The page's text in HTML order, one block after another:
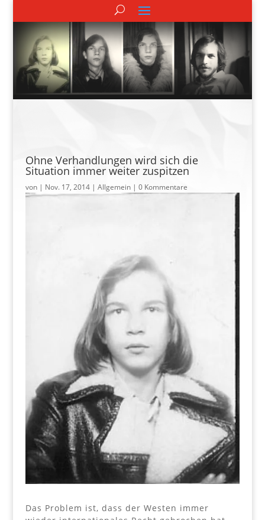
Ohne Verhandlungen wird sich die
Situation immer weiter zuspitzen
von | Nov. 17, 2014| Allgemein | 0 Kommentare
Das Problem ist, dass der Westen immer